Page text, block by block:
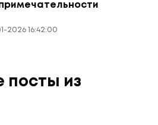
2026 16:42:00
посты из